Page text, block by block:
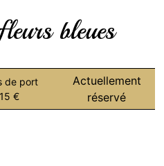
bleues
de port
15 €
Actuellement
réservé